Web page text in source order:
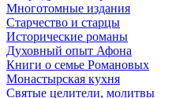
Многотомные издания
Старчество и старцы
Исторические романы
Духовный опыт Афона
Книги о семье Романовых
Монастырская кухня
Святые целители, молитвы